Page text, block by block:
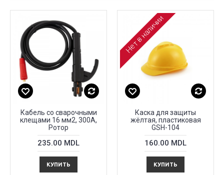
Кабель со сварочными
клещами 16 мм2, 300А,
Ротор
235.00 MDL
КУПИТЬ
Нет в наличии
Каска для защиты
жёлтая, пластиковая
GSH-104
160.00 MDL
КУПИТЬ